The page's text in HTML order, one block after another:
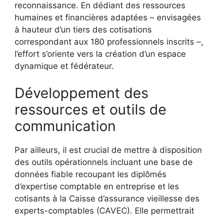
reconnaissance. En dédiant des ressources
humaines et financières adaptées – envisagées
à hauteur d’un tiers des cotisations
correspondant aux 180 professionnels inscrits –,
l’effort s’oriente vers la création d’un espace
dynamique et fédérateur.
Développement des
ressources et outils de
communication
Par ailleurs, il est crucial de mettre à disposition
des outils opérationnels incluant une base de
données fiable recoupant les diplômés
d’expertise comptable en entreprise et les
cotisants à la Caisse d’assurance vieillesse des
experts-comptables (CAVEC). Elle permettrait